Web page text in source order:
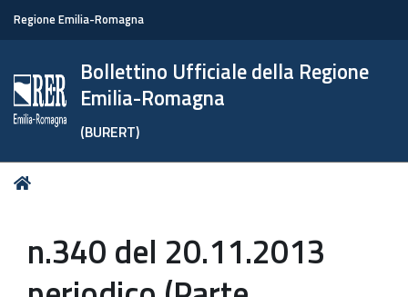
Regione Emilia-Romagna
Bollettino Ufficiale della Regione
Emilia-Romagna
(BURERT)
Tu
n.340 del 20.11.2013